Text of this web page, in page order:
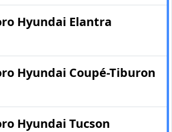
Hyundai Elantra
Hyundai Coupé-Tiburon
Hyundai Tucson